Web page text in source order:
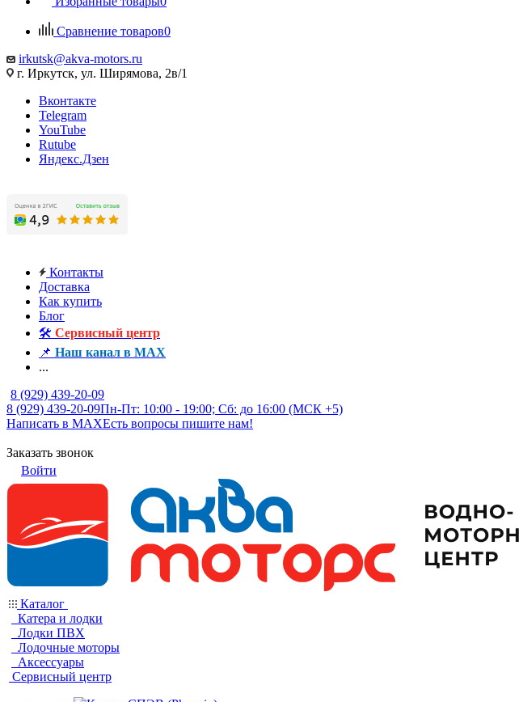
Сравнение товаров0
irkutsk@akva-motors.ru
г. Иркутск, ул. Ширямова, 2в/1
Вконтакте
Telegram
YouTube
Rutube
Яндекс.Дзен
Контакты
Доставка
Как купить
Блог
🛠️ Сервисный центр
📌 Наш канал в MAX
...
8 (929) 439-20-09
8 (929) 439-20-09Пн-Пт: 10:00 - 19:00; Сб: до 16:00 (МСК +5)
Написать в MAXЕсть вопросы пишите нам!
Заказать звонок
Войти
Каталог
Катера и лодки
Лодки ПВХ
Лодочные моторы
Аксессуары
Сервисный центр